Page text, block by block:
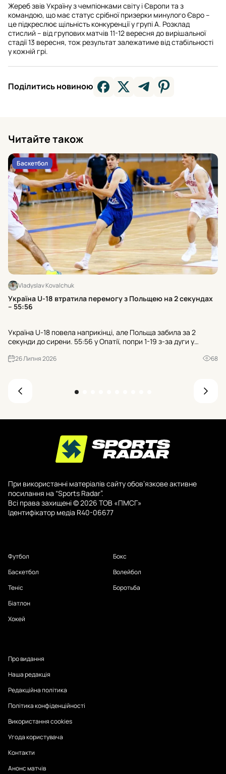
Жереб звів Україну з чемпіонками світу і Європи та з
командою, що має статус срібної призерки минулого Євро –
це підкреслює щільність конкуренції у групі А. Розклад
стислий – від групових матчів 11-12 вересня до вирішальної
стадії 13 вересня, тож результат залежатиме від стабільності
у кожній грі.
Поділитись новиною
Читайте також
Баскетбол
Vladyslav Kovalchuk
Україна U-18 втратила перемогу з Польщею на 2 секундах
– 55:56
Україна U-18 повела наприкінці, але Польща забила за 2
секунди до сирени. 55:56 у Опатії, попри 1-19 з-за дуги у
26 Липня 2026 68
При використанні матеріалів сайту обов’язкове активне
посилання на “Sports Radar”.
Всі права захищені © 2026 ТОВ «ПМСГ»
Ідентифікатор медіа R40-06677
Футбол
Баскетбол
Теніс
Біатлон
Хокей
Бокс
Волейбол
Боротьба
Про видання
Наша редакція
Редакційна політика
Політика конфіденційності
Використання cookies
Угода користувача
Контакти
Анонс матчів